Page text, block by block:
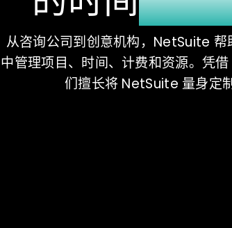
从咨询公司到创意机构，NetSuite
中管理项目、时间、计费和资源。凭
们擅长将 NetSuite 量身定